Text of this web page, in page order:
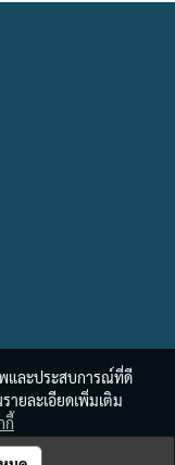
Bookspace
และประสบการณ์ที่ดี
ายละเอียดเพิ่มเติม
กี้